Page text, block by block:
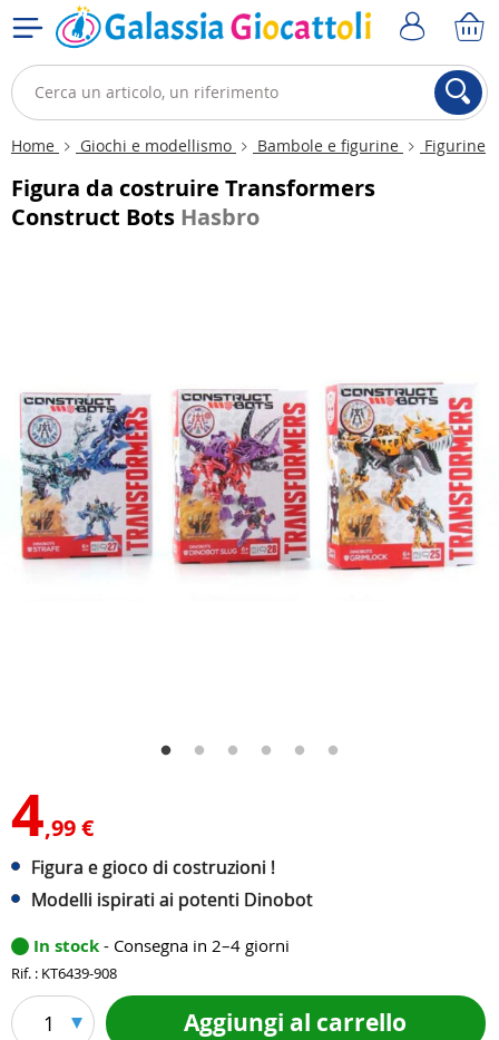
Home Giochi e modellismo Bambole e figurine Figurine
Figura da costruire Transformers
Construct Bots Hasbro
4,99 €
Figura e gioco di costruzioni !
Modelli ispirati ai potenti Dinobot
In stock - Consegna in 2–4 giorni
Rif. : KT6439-908
1 Aggiungi al carrello